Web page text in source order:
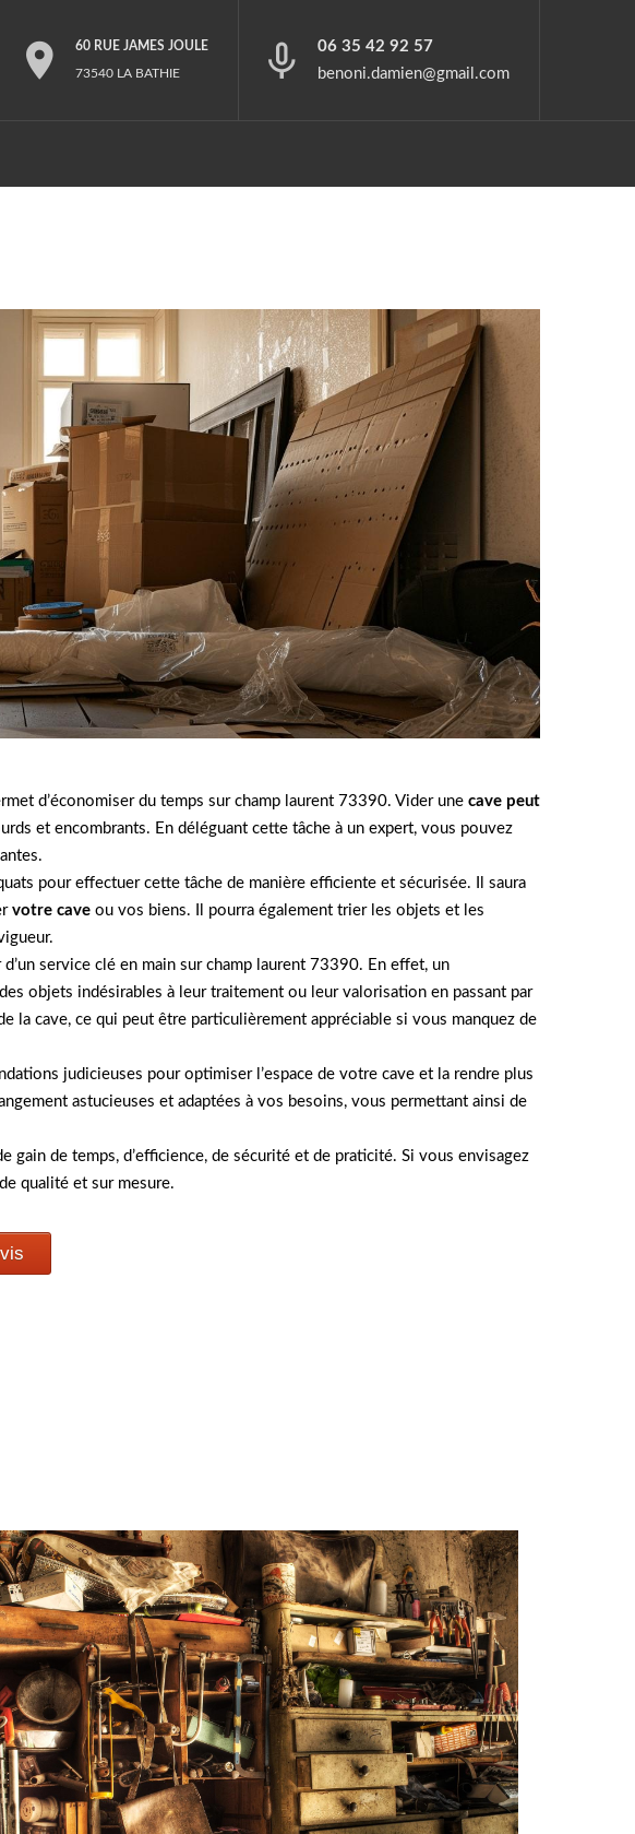
60 RUE JAMES JOULE
73540 LA BATHIE
06 35 42 92 57
benoni.damien@gmail.com
d’économiser du temps sur champ laurent 73390. Vider une cave peut
et encombrants. En déléguant cette tâche à un expert, vous pouvez
pour effectuer cette tâche de manière efficiente et sécurisée. Il saura
votre cave ou vos biens. Il pourra également trier les objets et les
service clé en main sur champ laurent 73390. En effet, un
objets indésirables à leur traitement ou leur valorisation en passant par
la cave, ce qui peut être particulièrement appréciable si vous manquez de
judicieuses pour optimiser l’espace de votre cave et la rendre plus
astucieuses et adaptées à vos besoins, vous permettant ainsi de
gain de temps, d’efficience, de sécurité et de praticité. Si vous envisagez
qualité et sur mesure.